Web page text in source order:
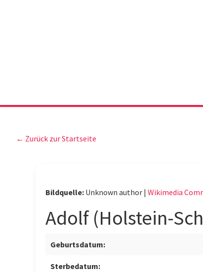
← Zurück zur Startseite
Adolf (Holstein-
Geburtsdatum:
Sterbedatum:
Bildquelle: Unknown author | Wikimedia